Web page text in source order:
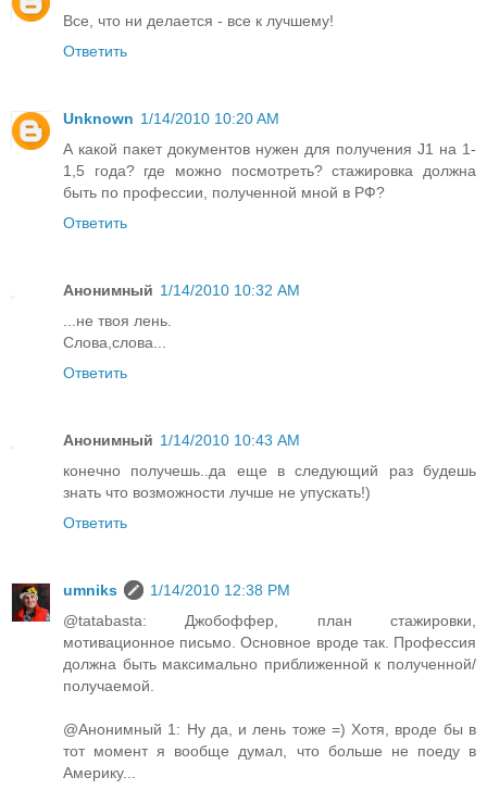
Все, что ни делается - все к лучшему!
Ответить
Unknown 1/14/2010 10:20 AM
А какой пакет документов нужен для получения J1 на 1-
1,5 года? где можно посмотреть? стажировка должна
быть по профессии, полученной мной в РФ?
Ответить
Анонимный 1/14/2010 10:32 AM
...не твоя лень.
Слова,слова...
Ответить
Анонимный 1/14/2010 10:43 AM
конечно получешь..да еще в следующий раз будешь
знать что возможности лучше не упускать!)
Ответить
umniks
1/14/2010 12:38 PM
@tatabasta: Джобоффер, план стажировки,
мотивационное письмо. Основное вроде так. Профессия
должна быть максимально приближенной к полученной/
получаемой.
@Анонимный 1: Ну да, и лень тоже =) Хотя, вроде бы в
тот момент я вообще думал, что больше не поеду в
Америку...